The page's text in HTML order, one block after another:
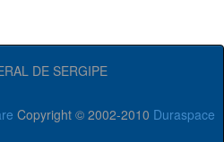
DE SERGIPE
Copyright © 2002-2010 Duraspace